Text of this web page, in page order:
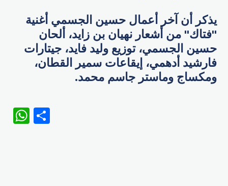
يذكر أن آخر أعمال حسين الجسمي أغنية
"فتاك" من أشعار نهيان بن زايد، ألحان
حسين الجسمي، توزيع وليد فايد، جيتارات
فارشيد أدهمي، إيقاعات سمير القطان،
ومكساج وماستر جاسم محمد.
WhatsApp